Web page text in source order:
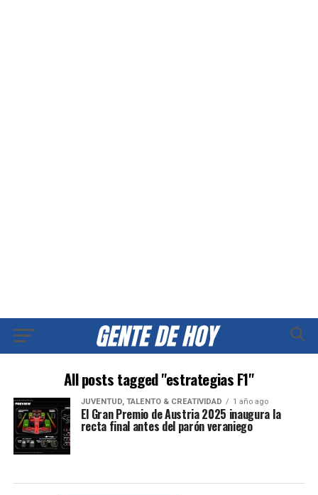
All posts tagged "estrategias F1"
JUVENTUD, TALENTO & CREATIVIDAD 1 año ago
El Gran Premio de Austria 2025 inaugura la
recta final antes del parón veraniego